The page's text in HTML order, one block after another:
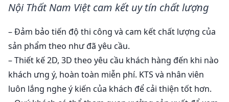
Nội Thất Nam Việt cam kết uy tín chất lượng
– Đảm bảo tiến độ thi công và cam kết chất lượng của
sản phẩm theo như đã yêu cầu.
– Thiết kế 2D, 3D theo yêu cầu khách hàng đến khi nào
khách ưng ý, hoàn toàn miễn phí. KTS và nhân viên
luôn lắng nghe ý kiến của khách để cải thiện tốt hơn.